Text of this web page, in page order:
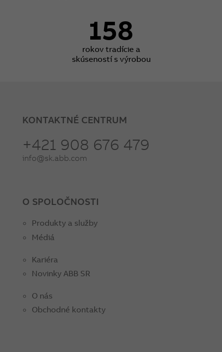
158
rokov tradície a
skúseností s výrobou
KONTAKTNÉ CENTRUM
+421 908 676 479
info@sk.abb.com
O SPOLOČNOSTI
Produkty a služby
Médiá
Kariéra
Novinky ABB SR
O nás
Obchodné kontakty